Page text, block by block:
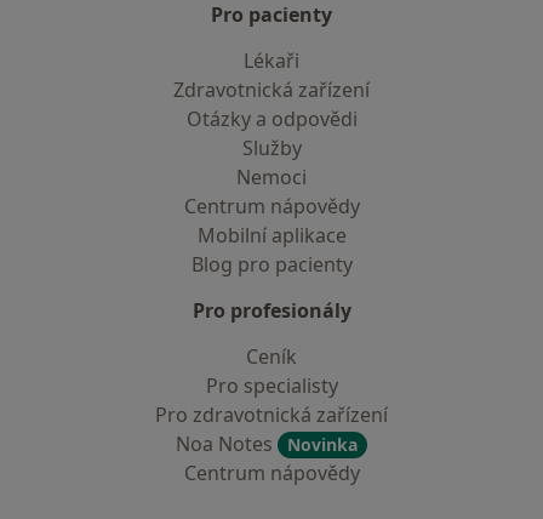
Pro pacienty
Lékaři
Zdravotnická zařízení
Otázky a odpovědi
Služby
Nemoci
Centrum nápovědy
Mobilní aplikace
Blog pro pacienty
Pro profesionály
Ceník
Pro specialisty
Pro zdravotnická zařízení
Noa Notes
Novinka
Centrum nápovědy